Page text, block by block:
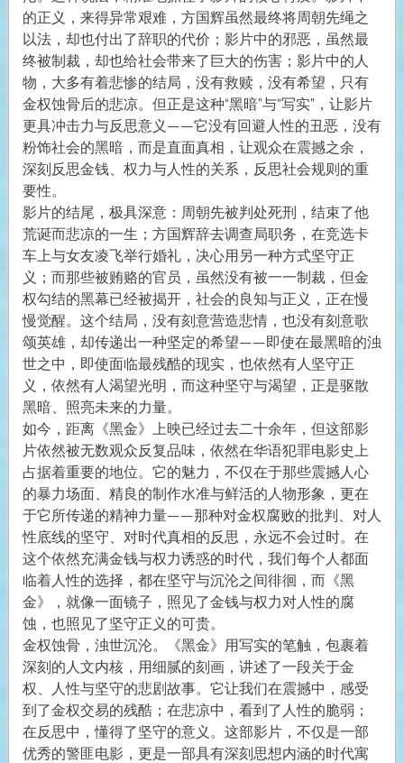
的正义，来得异常艰难，方国辉虽然最终将周朝先绳之
以法，却也付出了辞职的代价；影片中的邪恶，虽然最
终被制裁，却也给社会带来了巨大的伤害；影片中的人
物，大多有着悲惨的结局，没有救赎，没有希望，只有
金权蚀骨后的悲凉。但正是这种“黑暗”与“写实”，让影片
更具冲击力与反思意义——它没有回避人性的丑恶，没有
粉饰社会的黑暗，而是直面真相，让观众在震撼之余，
深刻反思金钱、权力与人性的关系，反思社会规则的重
要性。
影片的结尾，极具深意：周朝先被判处死刑，结束了他
荒诞而悲凉的一生；方国辉辞去调查局职务，在竞选卡
车上与女友凌飞举行婚礼，决心用另一种方式坚守正
义；而那些被贿赂的官员，虽然没有被一一制裁，但金
权勾结的黑幕已经被揭开，社会的良知与正义，正在慢
慢觉醒。这个结局，没有刻意营造悲情，也没有刻意歌
颂英雄，却传递出一种坚定的希望——即使在最黑暗的浊
世之中，即使面临最残酷的现实，也依然有人坚守正
义，依然有人渴望光明，而这种坚守与渴望，正是驱散
黑暗、照亮未来的力量。
如今，距离《黑金》上映已经过去二十余年，但这部影
片依然被无数观众反复品味，依然在华语犯罪电影史上
占据着重要的地位。它的魅力，不仅在于那些震撼人心
的暴力场面、精良的制作水准与鲜活的人物形象，更在
于它所传递的精神力量——那种对金权腐败的批判、对人
性底线的坚守、对时代真相的反思，永远不会过时。在
这个依然充满金钱与权力诱惑的时代，我们每个人都面
临着人性的选择，都在坚守与沉沦之间徘徊，而《黑
金》，就像一面镜子，照见了金钱与权力对人性的腐
蚀，也照见了坚守正义的可贵。
金权蚀骨，浊世沉沦。《黑金》用写实的笔触，包裹着
深刻的人文内核，用细腻的刻画，讲述了一段关于金
权、人性与坚守的悲剧故事。它让我们在震撼中，感受
到了金权交易的残酷；在悲凉中，看到了人性的脆弱；
在反思中，懂得了坚守的意义。这部影片，不仅是一部
优秀的警匪电影，更是一部具有深刻思想内涵的时代寓